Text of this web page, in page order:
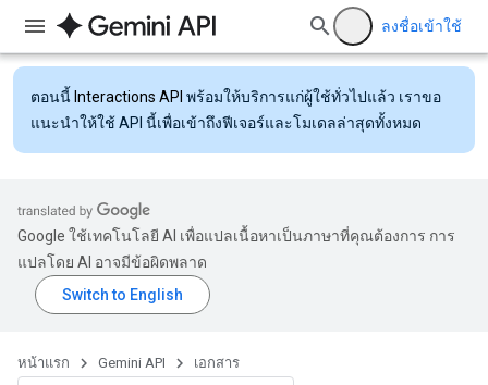
ลงชื่อเข้าใช้
ตอนนี้ Interactions API พร้อมให้บริการแก่ผู้ใช้ทั่วไปแล้ว เราขอ
แนะนำให้ใช้ API นี้เพื่อเข้าถึงฟีเจอร์และโมเดลล่าสุดทั้งหมด
Google ใช้เทคโนโลยี AI เพื่อแปลเนื้อหาเป็นภาษาที่คุณต้องการ การ
แปลโดย AI อาจมีข้อผิดพลาด
หน้าแรก Gemini API เอกสาร